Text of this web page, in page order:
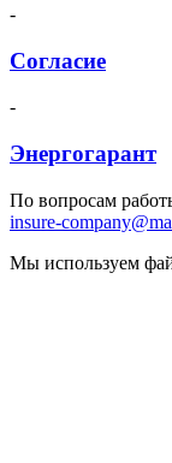
-
Согласие
-
Энергогарант
По вопросам
insure-
Мы используем